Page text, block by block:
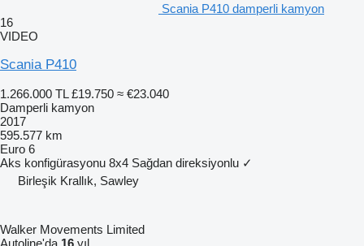
Scania P410 damperli kamyon
16
VIDEO
Scania P410
1.266.000 TL £19.750 ≈ €23.040
Damperli kamyon
2017
595.577 km
Euro 6
Aks konfigürasyonu 8x4 Sağdan direksiyonlu ✓
Birleşik Krallık, Sawley
Walker Movements Limited
Autoline'da 16 yıl